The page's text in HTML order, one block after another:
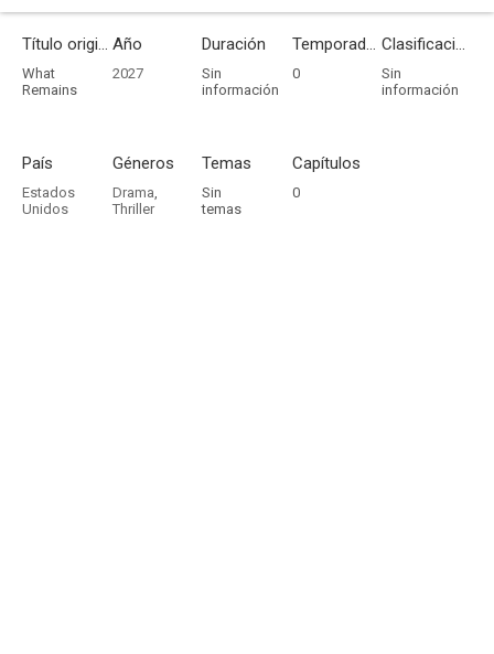
Título original
What
Remains
Año
2027
Duración
Sin
información
Temporadas
0
Clasificación por edades
Sin
información
País
Estados
Unidos
Géneros
Drama,
Thriller
Temas
Sin
temas
Capítulos
0